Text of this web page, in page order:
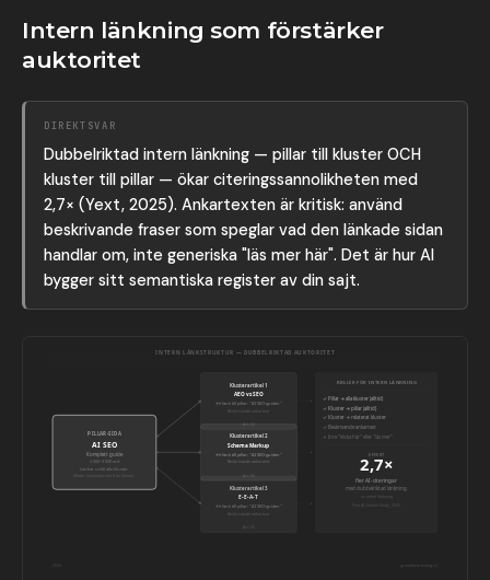
Intern länkning som förstärker
auktoritet
DIREKTSVAR
Dubbelriktad intern länkning — pillar till kluster OCH
kluster till pillar — ökar citeringssannolikheten med
2,7× (Yext, 2025). Ankartexten är kritisk: använd
beskrivande fraser som speglar vad den länkade sidan
handlar om, inte generiska "läs mer här". Det är hur AI
bygger sitt semantiska register av din sajt.
INTERN LÄNKSTRUKTUR — DUBBELRIKTAD AUKTORITET
PILLAR-SIDA
AI SEO
Komplett guide
2 500–3 000 ord
Länkar ut till alla kluster
Mottar länkauktoritet från kluster
Klusterartikel 1
AEO vs SEO
↔ länk till pillar: "AI SEO-guiden"
Beskrivande ankartext
Art. 02
Klusterartikel 2
Schema Markup
↔ länk till pillar: "AI SEO-guiden"
Beskrivande ankartext
Klusterartikel 3
E-E-A-T
↔ länk till pillar: "AI SEO-guiden"
Beskrivande ankartext
REGLER FÖR INTERN LÄNKNING
✓ Pillar → alla kluster (alltid)
✓ Kluster → pillar (alltid)
✓ Kluster → relaterat kluster
✓ Beskrivande ankartext
✗ Inte "klicka här" eller "läs mer"
EFFEKT
2,7×
fler AI-citeringar
med dubbelriktad länkning